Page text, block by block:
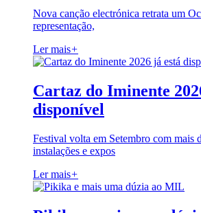
Nova canção electrónica retrata um
representação,
Ler mais+
Cartaz do Iminente
disponível
Festival volta em Setembro com mais
instalações e expos
Ler mais+